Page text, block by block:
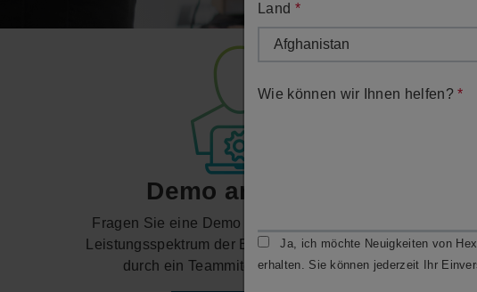
Demo anfragen
Fragen Sie eine Demo über das umfassende
Leistungsspektrum der ESPRIT CAM-Software
durch ein Teammitglied von uns an.
für
Land *
Wie können wir Ihnen helfen?*
Ja, ich möchte Neuigkeiten von
erhalten. Sie können jederzeit Ihr